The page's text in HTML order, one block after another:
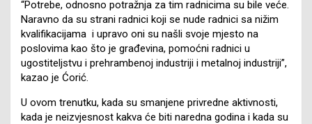
“Potrebe, odnosno potražnja za tim radnicima su bile veće.
Naravno da su strani radnici koji se nude radnici sa nižim
kvalifikacijama i upravo oni su našli svoje mjesto na
poslovima kao što je građevina, pomoćni radnici u
ugostiteljstvu i prehrambenoj industriji i metalnoj industriji”,
kazao je Ćorić.
U ovom trenutku, kada su smanjene privredne aktivnosti,
kada je neizvjesnost kakva će biti naredna godina i kada su